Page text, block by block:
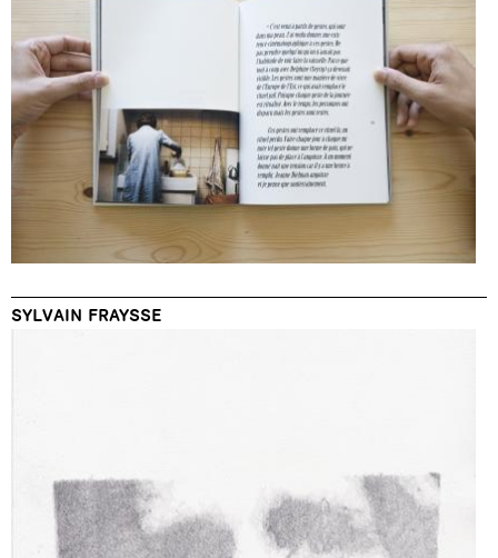
SYLVAIN FRAYSSE